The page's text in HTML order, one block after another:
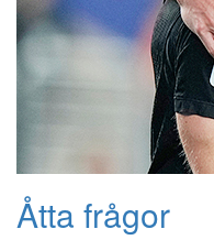
Åtta frågor